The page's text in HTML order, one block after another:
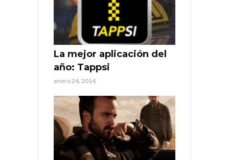
La mejor aplicación del
año: Tappsi
enero 24, 2014